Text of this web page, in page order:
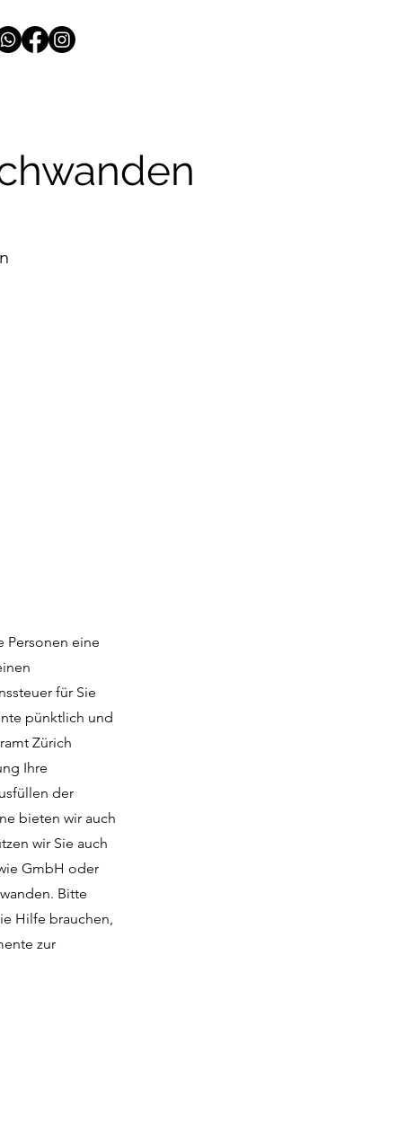
Personen eine
für Sie
pünktlich und
Zürich
Ihre
der
bieten wir auch
wir Sie auch
GmbH oder
Bitte
Hilfe brauchen,
zur